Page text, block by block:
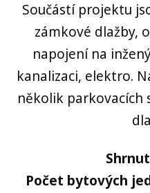
Součástí projektu
zámkové dlažby,
napojení na
kanalizaci, elektro.
několik parkovacích
Počet bytových